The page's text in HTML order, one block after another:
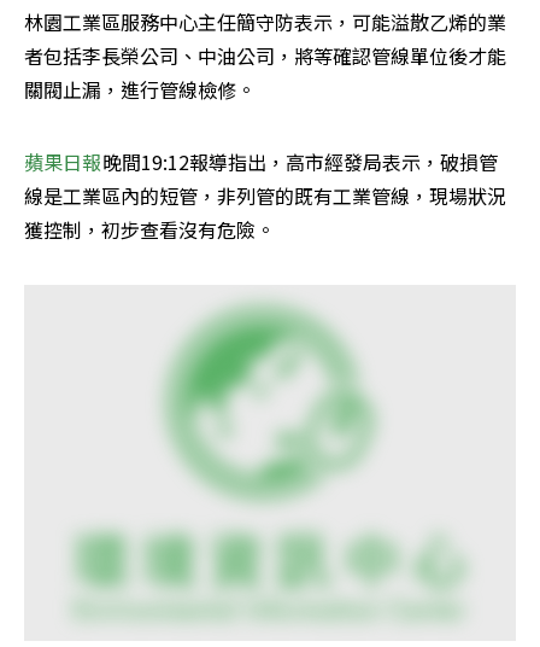
林園工業區服務中心主任簡守防表示，可能溢散乙烯的業
者包括李長榮公司、中油公司，將等確認管線單位後才能
關閥止漏，進行管線檢修。
蘋果日報晚間19:12報導指出，高市經發局表示，破損管
線是工業區內的短管，非列管的既有工業管線，現場狀況
獲控制，初步查看沒有危險。